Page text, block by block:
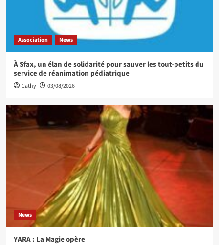
Association News
À Sfax, un élan de solidarité pour sauver les tout-petits du
service de réanimation pédiatrique
Cathy 03/08/2026
News
YARA : La Magie opère